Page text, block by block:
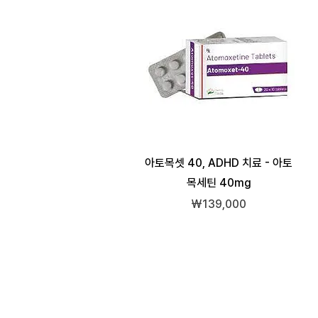
아토목셋 40, ADHD 치료 - 아토
목세틴 40mg
가격
₩139,000